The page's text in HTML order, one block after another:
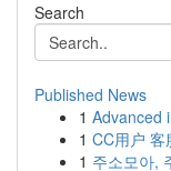
Search
Published News
1 Advanced
1 CC用户 客
1 주소모아,